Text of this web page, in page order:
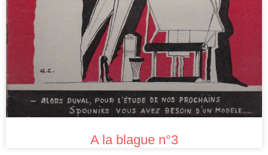
A la blague n°3